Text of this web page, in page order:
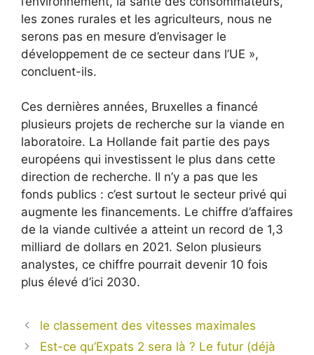
les zones rurales et les agriculteurs, nous ne
serons pas en mesure d’envisager le
développement de ce secteur dans l’UE »,
concluent-ils.
Ces dernières années, Bruxelles a financé
plusieurs projets de recherche sur la viande en
laboratoire. La Hollande fait partie des pays
européens qui investissent le plus dans cette
direction de recherche. Il n’y a pas que les
fonds publics : c’est surtout le secteur privé qui
augmente les financements. Le chiffre d’affaires
de la viande cultivée a atteint un record de 1,3
milliard de dollars en 2021. Selon plusieurs
analystes, ce chiffre pourrait devenir 10 fois
plus élevé d’ici 2030.
le classement des vitesses maximales
Est-ce qu’Expats 2 sera là ? Le futur (déjà